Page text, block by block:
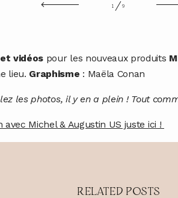
1 9
vidéos pour les nouveaux produits
lieu. Graphisme : Maëla Conan
les photos, il y en a plein ! Tout
Michel & Augustin US juste ici !
RELATED POSTS